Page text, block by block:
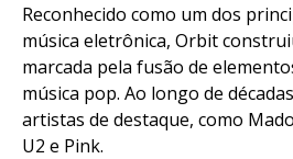
Reconhecido como um dos
música eletrônica, Orbit
marcada pela fusão de
música pop. Ao longo de
artistas de destaque, como
U2 e Pink.